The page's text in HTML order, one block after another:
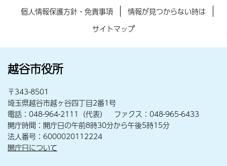
個人情報保護方針・免責事項
情報が見つからない時は
サイトマップ
越谷市役所
〒343-8501
埼玉県越谷市越ヶ谷四丁目2番1号
電話：048-964-2111（代表） ファクス：048-965-6433
開庁時間：開庁日の午前8時30分から午後5時15分
法人番号：6000020112224
開庁日について